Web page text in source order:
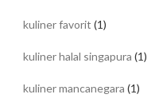
kuliner favorit (1)
kuliner halal singapura (1)
kuliner mancanegara (1)